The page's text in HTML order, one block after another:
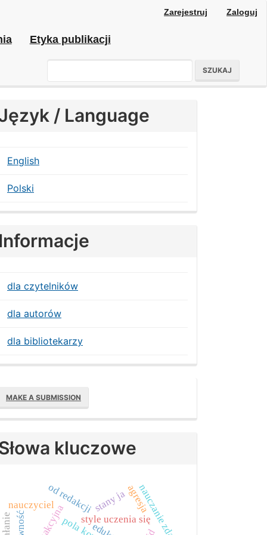
Zarejestruj Zaloguj
Etyka publikacji
SZUKAJ
/ Language
English
Polski
Informacje
dla czytelników
dla autorów
dla bibliotekarzy
MAKE A SUBMISSION
kluczowe
style uczenia się
od redakcji nauczanie zdalne
stany ja
nauczyciel agresja